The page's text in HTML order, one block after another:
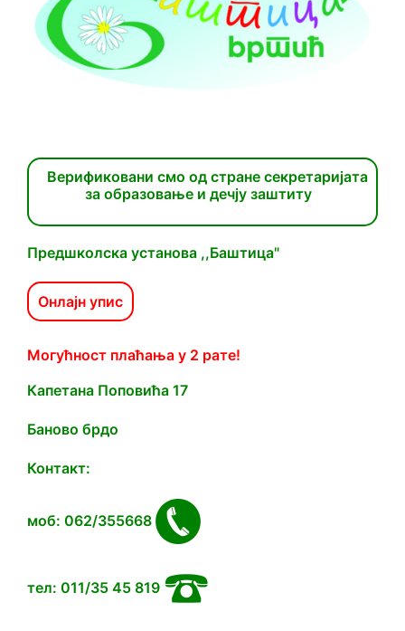
Верификовани смо од стране секретаријата
за образовање и дечју заштиту
Предшколска установа ,,Баштица"
Онлајн упис
Могућност плаћања у 2 рате!
Капетана Попoвића 17
Баново брдо
Контакт:
моб: 062/355668
тел: 011/35 45 819